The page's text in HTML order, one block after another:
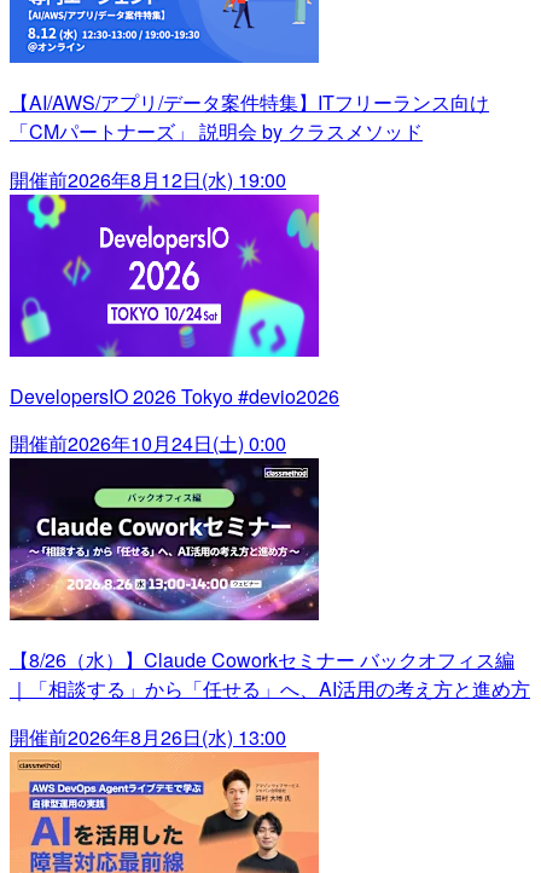
【AI/AWS/アプリ/データ案件特集】ITフリーランス向け
「CMパートナーズ」 説明会 by クラスメソッド
開催前2026年8月12日(水) 19:00
DevelopersIO 2026 Tokyo #devio2026
開催前2026年10月24日(土) 0:00
【8/26（水）】Claude Coworkセミナー バックオフィス編
｜「相談する」から「任せる」へ、AI活用の考え方と進め方
開催前2026年8月26日(水) 13:00